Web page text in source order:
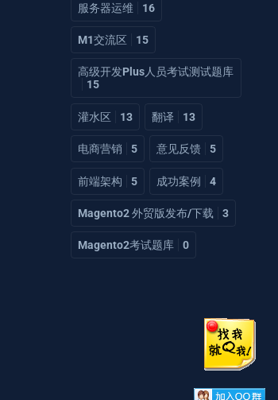
服务器运维 16
M1交流区 15
高级开发Plus人员考试测试题库
15
灌水区 13 翻译 13
电商营销 5 意见反馈 5
前端架构 5 成功案例 4
Magento2 外贸版发布/下载 3
Magento2考试题库 0